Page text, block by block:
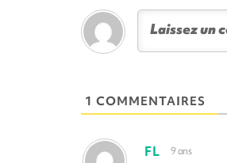
1 COMMENTAIRES
FL 9 ans